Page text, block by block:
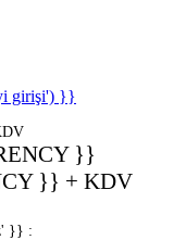
girişi') }}
}}
}} + KDV
}} :